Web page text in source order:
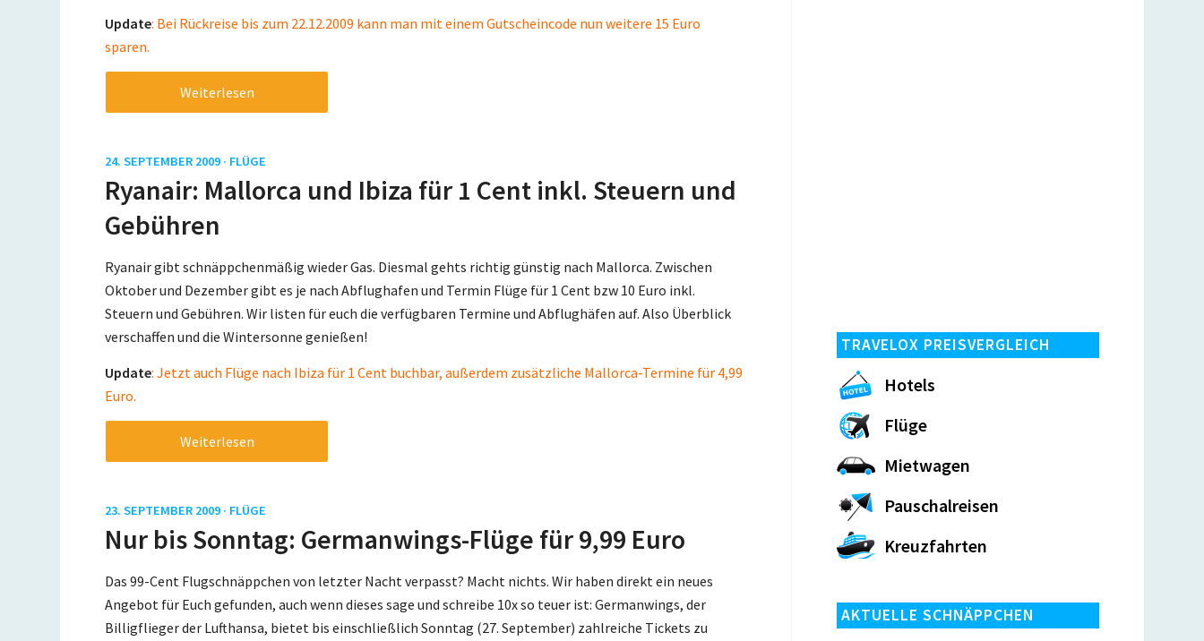
Update: Bei Rückreise bis zum 22.12.2009 kann man mit einem Gutscheincode nun weitere 15 Euro
sparen.
Weiterlesen
24. SEPTEMBER 2009 · FLÜGE
Ryanair: Mallorca und Ibiza für 1 Cent inkl. Steuern und
Gebühren
Ryanair gibt schnäppchenmäßig wieder Gas. Diesmal gehts richtig günstig nach Mallorca. Zwischen
Oktober und Dezember gibt es je nach Abflughafen und Termin Flüge für 1 Cent bzw 10 Euro inkl.
Steuern und Gebühren. Wir listen für euch die verfügbaren Termine und Abflughäfen auf. Also Überblick
verschaffen und die Wintersonne genießen!
Update: Jetzt auch Flüge nach Ibiza für 1 Cent buchbar, außerdem zusätzliche Mallorca-Termine für 4,99
Euro.
Weiterlesen
23. SEPTEMBER 2009 · FLÜGE
Nur bis Sonntag: Germanwings-Flüge für 9,99 Euro
Das 99-Cent Flugschnäppchen von letzter Nacht verpasst? Macht nichts. Wir haben direkt ein neues
Angebot für Euch gefunden, auch wenn dieses sage und schreibe 10x so teuer ist: Germanwings, der
Billigflieger der Lufthansa, bietet bis einschließlich Sonntag (27. September) zahlreiche Tickets zu
TRAVELOX PREISVERGLEICH
Hotels
Flüge
Mietwagen
Pauschalreisen
Kreuzfahrten
AKTUELLE SCHNÄPPCHEN